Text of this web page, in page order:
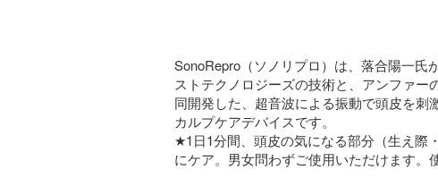
SonoRepro（ソノリプロ）は、落合陽一氏
ストテクノロジーズの技術と、アンファー
同開発した、超音波による振動で頭皮を刺
カルプケアデバイスです。
★1日1分間、頭皮の気になる部分（生え際
にケア。男女問わずご使用いただけます。